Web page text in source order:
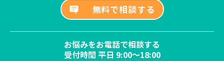
無料で相談する
お悩みをお電話で相談する
受付時間 平日 9:00～18:00